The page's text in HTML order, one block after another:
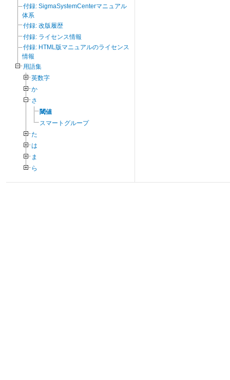
付録: SigmaSystemCenterマニュアル
体系
付録: 改版履歴
付録: ライセンス情報
付録: HTML版マニュアルのライセンス
情報
用語集
英数字
か
さ
閾値
スマートグループ
た
は
ま
ら